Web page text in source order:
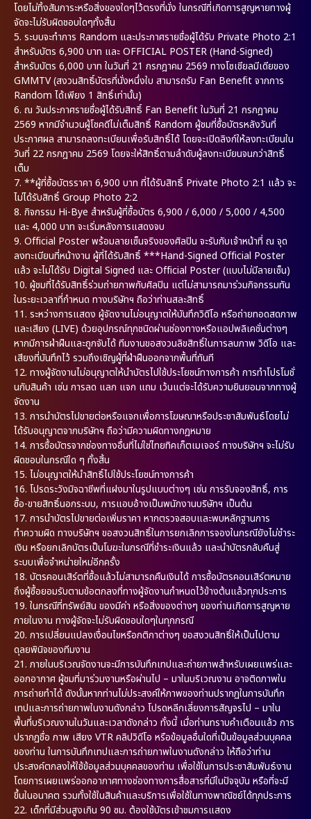
โดยไม่ทิ้งสัมภาระหรือสิ่งของใดๆไว้ตรงที่นั่ง ในกรณีที่เกิดการสูญหายทางผู้
จัดจะไม่รับผิดชอบใดๆทั้งสิ้น
5. ระบบจะทำการ Random และประกาศรายชื่อผู้ได้รับ Private Photo 2:1
สำหรับบัตร 6,900 บาท และ OFFICIAL POSTER (Hand-Signed)
สำหรับบัตร 6,000 บาท ในวันที่ 21 กรกฎาคม 2569 ทางโซเชียลมีเดียของ
GMMTV (สงวนสิทธิ์บัตรที่นั่งหนึ่งใบ สามารถรับ Fan Benefit จากการ
Random ได้เพียง 1 สิทธิ์เท่านั้น)
6. ณ วันประกาศรายชื่อผู้ได้รับสิทธิ์ Fan Benefit ในวันที่ 21 กรกฎาคม
2569 หากมีจำนวนผู้โชคดีไม่เต็มสิทธิ์ Random ผู้ชมที่ซื้อบัตรหลังวันที่
ประกาศผล สามารถลงทะเบียนเพื่อรับสิทธิ์ได้ โดยจะเปิดลิงก์ให้ลงทะเบียนใน
วันที่ 22 กรกฎาคม 2569 โดยจะให้สิทธิ์ตามลำดับผู้ลงทะเบียนจนกว่าสิทธิ์
เต็ม
7. **ผู้ที่ซื้อบัตรราคา 6,900 บาท ที่ได้รับสิทธิ์ Private Photo 2:1 แล้ว จะ
ไม่ได้รับสิทธิ์ Group Photo 2:2
8. กิจกรรม Hi-Bye สำหรับผู้ที่ซื้อบัตร 6,900 / 6,000 / 5,000 / 4,500
และ 4,000 บาท จะเริ่มหลังการแสดงจบ
9. Official Poster พร้อมลายเซ็นจริงของศิลปิน จะรับกับเจ้าหน้าที่ ณ จุด
ลงทะเบียนที่หน้างาน ผู้ที่ได้รับสิทธิ์ ***Hand-Signed Official Poster
แล้ว จะไม่ได้รับ Digital Signed และ Official Poster (แบบไม่มีลายเซ็น)
10. ผู้ชมที่ได้รับสิทธิ์ร่วมถ่ายภาพกับศิลปิน แต่ไม่สามารถมาร่วมกิจกรรมทัน
ในระยะเวลาที่กำหนด ทางบริษัทฯ ถือว่าท่านสละสิทธิ์
11. ระหว่างการแสดง ผู้จัดงานไม่อนุญาตให้บันทึกวิดีโอ หรือถ่ายทอดสดภาพ
และเสียง (LIVE) ด้วยอุปกรณ์ทุกชนิดผ่านช่องทางหรือแอปพลิเคชั่นต่างๆ
หากมีการฝ่าฝืนและถูกจับได้ ทีมงานขอสงวนลิขสิทธิ์ในการลบภาพ วิดีโอ และ
เสียงที่บันทึกไว้ รวมถึงเชิญผู้ที่ฝ่าฝืนออกจากพื้นที่ทันที
12. ทางผู้จัดงานไม่อนุญาตให้นำบัตรไปใช้ประโยชน์ทางการค้า การทำโปรโมชั่
นกับสินค้า เช่น การลด แลก แจก แถม เว้นแต่จะได้รับความยินยอมจากทางผู้
จัดงาน
13. การนำบัตรไปขายต่อหรือแจกเพื่อการโฆษณาหรือประชาสัมพันธ์โดยไม่
ได้รับอนุญาตจากบริษัทฯ ถือว่ามีความผิดทางกฎหมาย
14. การซื้อบัตรจากช่องทางอื่นที่ไม่ใช่ไทยทิคเก็ตเมเจอร์ ทางบริษัทฯ จะไม่รับ
ผิดชอบในกรณีใด ๆ ทั้งสิ้น
15. ไม่อนุญาตให้นำสิทธิ์ไปใช้ประโยชน์ทางการค้า
16. โปรดระวังมิจฉาชีพที่แฝงมาในรูปแบบต่างๆ เช่น การรับจองสิทธิ์, การ
ซื้อ-ขายสิทธิ์นอกระบบ, การแอบอ้างเป็นพนักงานบริษัทฯ เป็นต้น
17. การนำบัตรไปขายต่อเพิ่มราคา หากตรวจสอบและพบหลักฐานการ
ทำความผิด ทางบริษัทฯ ขอสงวนสิทธิ์ในการยกเลิกการจองในกรณียังไม่ชำระ
เงิน หรือยกเลิกบัตรเป็นโมฆะในกรณีที่ชำระเงินแล้ว และนำบัตรกลับคืนสู่
ระบบเพื่อจำหน่ายใหม่อีกครั้ง
18. บัตรคอนเสิร์ตที่ซื้อแล้วไม่สามารถคืนเงินได้ การซื้อบัตรคอนเสิร์ตหมาย
ถึงผู้ซื้อยอมรับตามข้อตกลงที่ทางผู้จัดงานกำหนดไว้ข้างต้นแล้วทุกประการ
19. ในกรณีที่ทรัพย์สิน ของมีค่า หรือสิ่งของต่างๆ ของท่านเกิดการสูญหาย
ภายในงาน ทางผู้จัดจะไม่รับผิดชอบใดๆในทุกกรณี
20. การเปลี่ยนแปลงเงื่อนไขหรือกติกาต่างๆ ขอสงวนสิทธิ์ให้เป็นไปตาม
ดุลยพินิจของทีมงาน
21. ภายในบริเวณจัดงานจะมีการบันทึกเทปและถ่ายภาพสำหรับเผยแพร่และ
ออกอากาศ ผู้ชมที่มาร่วมงานหรือผ่านไป – มาในบริเวณงาน อาจติดภาพใน
การถ่ายทำได้ ดังนั้นหากท่านไม่ประสงค์ให้ภาพของท่านปรากฏในการบันทึก
เทปและการถ่ายภาพในงานดังกล่าว โปรดหลีกเลี่ยงการสัญจรไป – มาใน
พื้นที่บริเวณงานในวันและเวลาดังกล่าว ทั้งนี้ เมื่อท่านทราบคำเตือนแล้ว การ
ปรากฏชื่อ ภาพ เสียง VTR คลิปวิดีโอ หรือข้อมูลอื่นใดที่เป็นข้อมูลส่วนบุคคล
ของท่าน ในการบันทึกเทปและการถ่ายภาพในงานดังกล่าว ให้ถือว่าท่าน
ประสงค์ตกลงให้ใช้ข้อมูลส่วนบุคคลของท่าน เพื่อใช้ในการประชาสัมพันธ์งาน
โดยการเผยแพร่ออกอากาศทางช่องทางการสื่อสารที่มีในปัจจุบัน หรือที่จะมี
ขึ้นในอนาคต รวมทั้งใช้ในสินค้าและบริการเพื่อใช้ในทางพาณิชย์ได้ทุกประการ
22. เด็กที่มีส่วนสูงเกิน 90 ซม. ต้องใช้บัตรเข้าชมการแสดง